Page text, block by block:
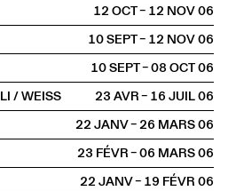
12 OCT – 12 NOV2006
10 SEPT – 12 NOV2006
10 SEPT – 08 OCT2006
/ WEISS
23 AVR – 16 JUIL2006
22 JANV – 26 MARS2006
23 FÉVR – 06 MARS2006
22 JANV – 19 FÉVR2006